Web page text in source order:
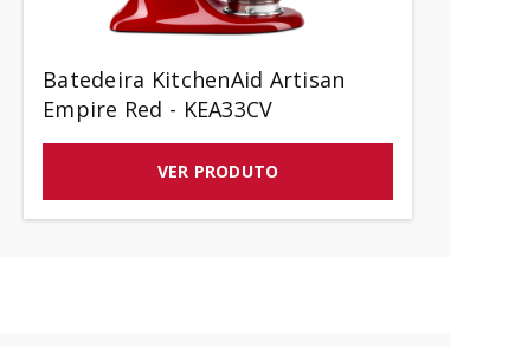
Batedeira KitchenAid Artisan
Empire Red - KEA33CV
VER PRODUTO